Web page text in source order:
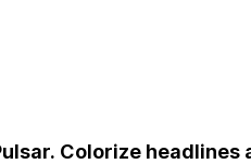
Colorize